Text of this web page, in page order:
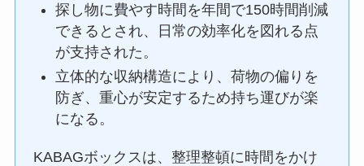
探し物に費やす時間を年間で150時間削減
できるとされ、日常の効率化を図れる点
が支持された。
立体的な収納構造により、荷物の偏りを
防ぎ、重心が安定するため持ち運びが楽
になる。
KABAGボックスは、整理整頓に時間をかけ